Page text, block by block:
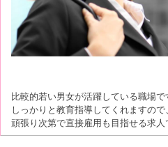
比較的若い男女が活躍している職場で
しっかりと教育指導してくれますので
頑張り次第で直接雇用も目指せる求人